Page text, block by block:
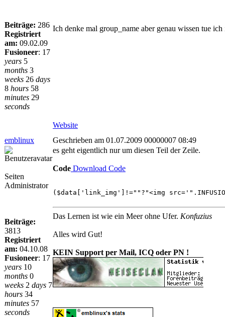
Beiträge: 286
Registriert
am: 09.02.09
Fusioneer: 17
years 5
months 3
weeks 26 days
8 hours 58
minutes 29
seconds
Ich denke mal group_name aber genau wissen tue
Website
emblinux
Geschrieben am 01.07.2009 00000007 08:49
Seiten
Administrator
Beiträge:
3813
Registriert
am: 04.10.08
Fusioneer: 17
years 10
months 0
weeks 2 days 7
hours 34
minutes 57
seconds
es geht eigentlich nur um diesen Teil der Zeile.
Code Download Code
($data['link_img']!=""?"<img
Das Lernen ist wie ein Meer ohne Ufer. Konfuzius
Alles wird Gut!
KEIN Support per Mail, ICQ oder PN !